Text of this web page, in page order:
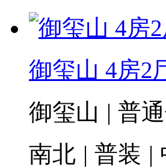
御玺山 4房2
御玺山 | 普
南北 | 普装 |